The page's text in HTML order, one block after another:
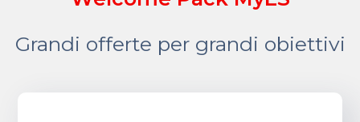
Grandi offerte per grandi obiettivi